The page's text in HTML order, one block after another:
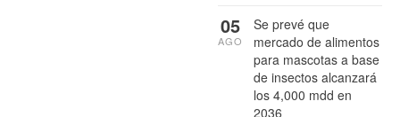
Se prevé que
mercado de alimentos
para mascotas a base
de insectos alcanzará
los 4,000 mdd en
2036
05
AGO